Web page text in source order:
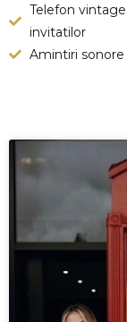
Telefon
invitatilor
Amintiri